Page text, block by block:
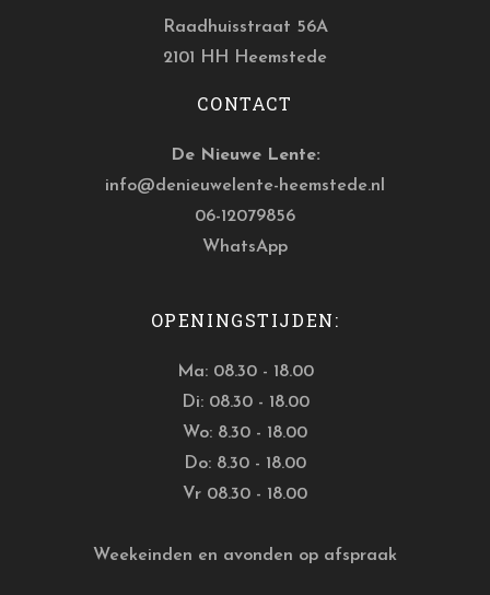
Raadhuisstraat 56A
2101 HH Heemstede
CONTACT
De Nieuwe Lente:
info@denieuwelente-heemstede.nl
06-12079856
WhatsApp
OPENINGSTIJDEN:
Ma: 08.30 - 18.00
Di: 08.30 - 18.00
Wo: 8.30 - 18.00
Do: 8.30 - 18.00
Vr 08.30 - 18.00
Weekeinden en avonden op afspraak